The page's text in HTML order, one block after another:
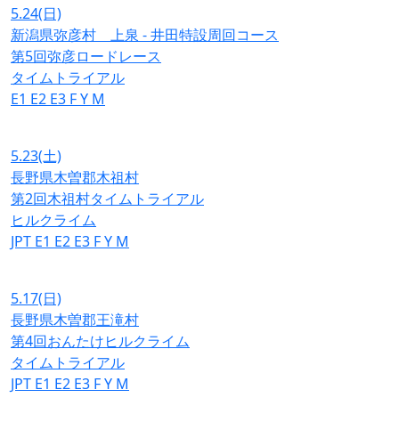
5.24(日)
新潟県弥彦村 上泉 - 井田特設周回コース
第5回弥彦ロードレース
タイムトライアル
E1 E2 E3 FY M
5.23(土)
長野県木曽郡木祖村
第2回木祖村タイムトライアル
ヒルクライム
JPT E1 E2 E3 FY M
5.17(日)
長野県木曽郡王滝村
第4回おんたけヒルクライム
タイムトライアル
JPT E1 E2 E3 FY M